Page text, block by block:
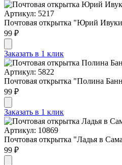
Артикул: 5217
Почтовая открытка "Юрий
99 ₽
Заказать в 1 клик
Артикул: 5822
Почтовая открытка "Полина
99 ₽
Заказать в 1 клик
Артикул: 10869
Почтовая открытка "Ладья в
99 ₽